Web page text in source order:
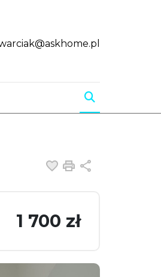
Dodaj do
Drukuj
1 700 zł